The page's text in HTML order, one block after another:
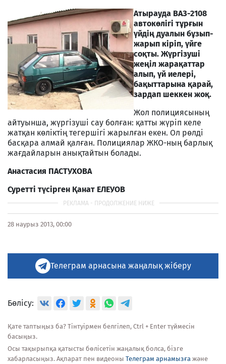
Атырауда ВАЗ-2108
автокөлігі тұрғын
үйдің дуалын бұзып-
жарып кіріп, үйге
соқты. Жүргізуші
жеңіл жарақаттар
алып, үй иелері,
бақыттарына қарай,
зардап шеккен жоқ.
Жол полициясының
айтуынша, жүргізуші сау болған: қатты жүріп келе
жатқан көліктің тегершігі жарылған екен. Ол рөлді
басқара алмай қалған. Полициялар ЖКО-ның барлық
жағдайларын анықтайтын болады.
Анастасия ПАСТУХОВА
Суретті түсірген Қанат ЕЛЕУОВ
28 наурыз 2013, 00:00
Телеграм арнасына жаңалық жіберу
Бөлісу:
Қате таптыңыз ба? Тінтуірмен белгілеп, Ctrl + Enter түймесін
басыңыз.
Осы тақырыпқа қатысты бөлісетін жаңалық болса, бізге
хабарласыңыз. Ақпарат пен видеоны Телеграм арнамызға және